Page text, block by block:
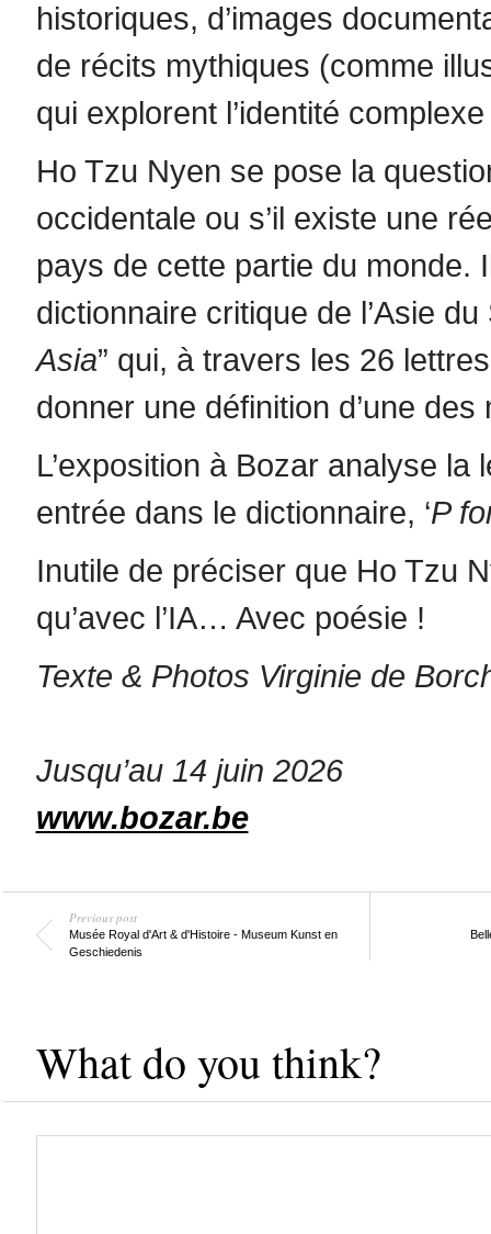
historiques, d’images
de récits mythiques (comme
qui explorent l’identité
Ho Tzu Nyen se pose la
occidentale ou s’il existe une
pays de cette partie du monde.
dictionnaire critique de l’Asie du
Asia” qui, à travers les 26
donner une définition d’une
L’exposition à Bozar analyse la
entrée dans le dictionnaire, ‘P
Inutile de préciser que Ho Tzu
qu’avec l’IA… Avec poésie !
Texte & Photos Virginie de
Jusqu’au 14 juin 2026
www.bozar.be
Previous post
Musée Royal d'Art & d'Histoire - Museum Kunst en
Geschiedenis
What do you think?